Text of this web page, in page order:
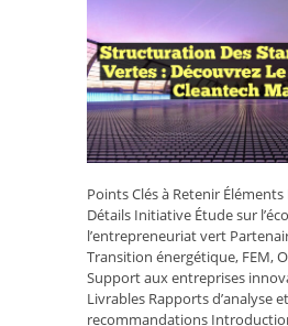
Startups
et
TPE
Vertes
:
Découvrez
le
Programme
Maroc
Points Clés à Retenir
Détails Initiative Étude sur
l’entrepreneuriat vert
Transition énergétique, FEM,
Support aux entreprises
Livrables Rapports d’analyse et
recommandations